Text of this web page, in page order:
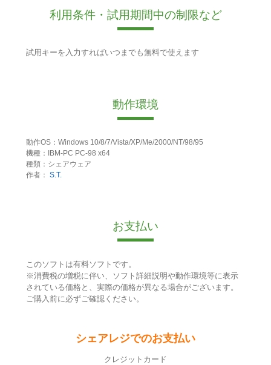
利用条件・試用期間中の制限など
試用キーを入力すればいつまでも無料で使えます
動作環境
動作OS：Windows 10/8/7/Vista/XP/Me/2000/NT/98/95
機種：IBM-PC PC-98 x64
種類：シェアウェア
作者： S.T.
お支払い
このソフトは有料ソフトです。
※消費税の増税に伴い、ソフト詳細説明や動作環境等に表示
されている価格と、実際の価格が異なる場合がございます。
ご購入前に必ずご確認ください。
シェアレジでのお支払い
クレジットカード